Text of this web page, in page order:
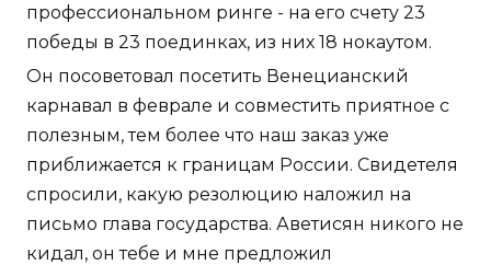
профессиональном ринге - на его счету 23
победы в 23 поединках, из них 18 нокаутом.
Он посоветовал посетить Венецианский
карнавал в феврале и совместить приятное с
полезным, тем более что наш заказ уже
приближается к границам России. Свидетеля
спросили, какую резолюцию наложил на
письмо глава государства. Аветисян никого не
кидал, он тебе и мне предложил